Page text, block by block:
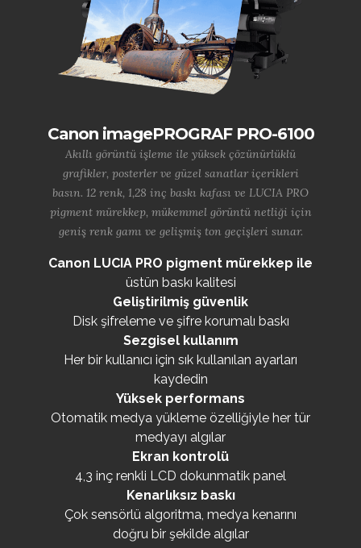
Canon imagePROGRAF PRO-6100
Akıllı görüntü işleme ile yüksek çözünürlüklü
grafikler, posterler ve güzel sanatlar içerikleri
basın. 12 renk, 1,28 inç baskı kafası ve LUCIA PRO
pigment mürekkep, mükemmel görüntü netliği için
geniş renk gamı ve gelişmiş ton geçişleri sunar.
Canon LUCIA PRO pigment mürekkep ile
üstün baskı kalitesi
Geliştirilmiş güvenlik
Disk şifreleme ve şifre korumalı baskı
Sezgisel kullanım
Her bir kullanıcı için sık kullanılan ayarları
kaydedin
Yüksek performans
Otomatik medya yükleme özelliğiyle her tür
medyayı algılar
Ekran kontrolü
4,3 inç renkli LCD dokunmatik panel
Kenarlıksız baskı
Çok sensörlü algoritma, medya kenarını
doğru bir şekilde algılar